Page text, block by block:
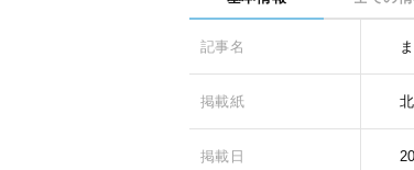
記事名
掲載紙
掲載日